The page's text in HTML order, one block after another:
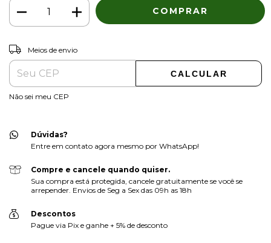
Entregas para o CEP:
Meios de envio
CALCULAR
Não sei meu CEP
Dúvidas?
Entre em contato agora mesmo por WhatsApp!
Compre e cancele quando quiser.
Sua compra está protegida, cancele gratuitamente se você se
arrepender. Envios de Seg a Sex das 09h as 18h
Descontos
Pague via Pix e ganhe + 5% de desconto